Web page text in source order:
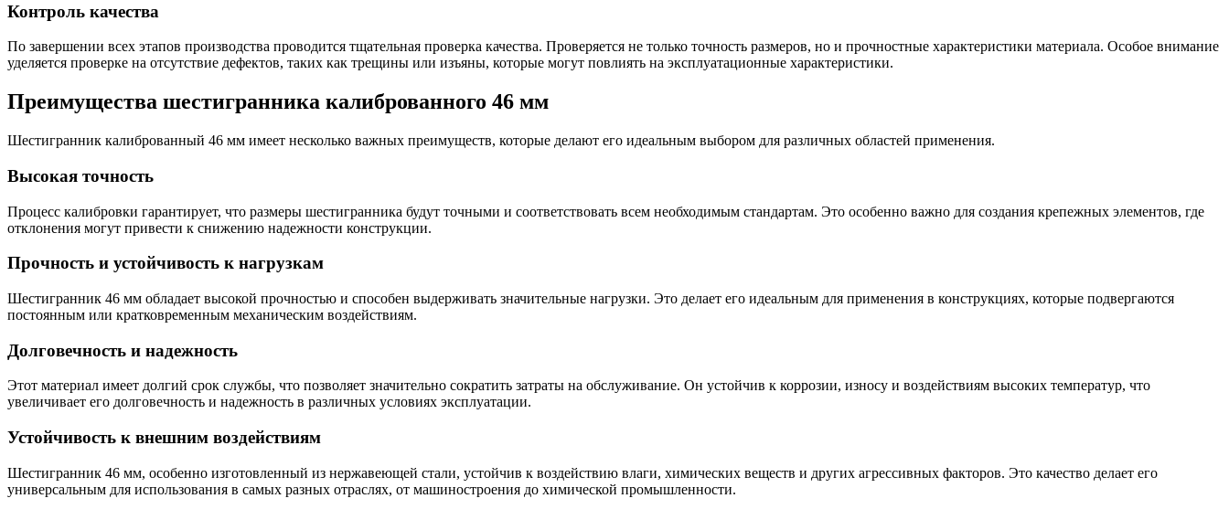
Контроль качества
По завершении всех этапов производства проводится тщательная проверка качества. Проверяется не только точность размеров, но и прочностные характеристики материала. Особое внимание
уделяется проверке на отсутствие дефектов, таких как трещины или изъяны, которые могут повлиять на эксплуатационные характеристики.
Преимущества шестигранника калиброванного 46 мм
Шестигранник калиброванный 46 мм имеет несколько важных преимуществ, которые делают его идеальным выбором для различных областей применения.
Высокая точность
Процесс калибровки гарантирует, что размеры шестигранника будут точными и соответствовать всем необходимым стандартам. Это особенно важно для создания крепежных элементов, где
отклонения могут привести к снижению надежности конструкции.
Прочность и устойчивость к нагрузкам
Шестигранник 46 мм обладает высокой прочностью и способен выдерживать значительные нагрузки. Это делает его идеальным для применения в конструкциях, которые подвергаются
постоянным или кратковременным механическим воздействиям.
Долговечность и надежность
Этот материал имеет долгий срок службы, что позволяет значительно сократить затраты на обслуживание. Он устойчив к коррозии, износу и воздействиям высоких температур, что
увеличивает его долговечность и надежность в различных условиях эксплуатации.
Устойчивость к внешним воздействиям
Шестигранник 46 мм, особенно изготовленный из нержавеющей стали, устойчив к воздействию влаги, химических веществ и других агрессивных факторов. Это качество делает его
универсальным для использования в самых разных отраслях, от машиностроения до химической промышленности.